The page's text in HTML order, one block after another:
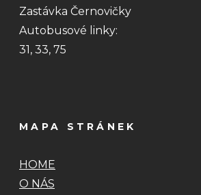
Zastávka Černovičky
Autobusové linky:
31, 33, 75
MAPA STRÁNEK
HOME
O NÁS